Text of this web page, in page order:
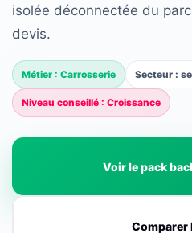
isolée déconnectée du
devis.
Métier : Carrosserie Secteur :
Niveau conseillé : Croissance
Voir le pack
Comparer